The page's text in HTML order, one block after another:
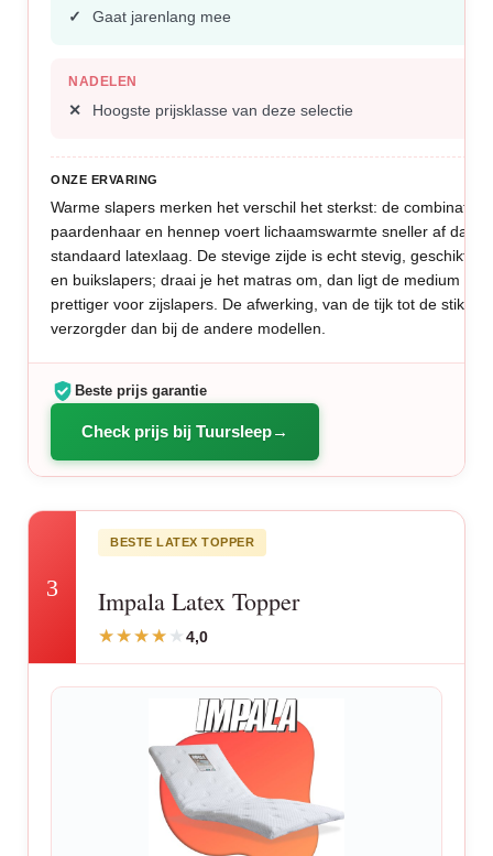
Gaat jarenlang mee
NADELEN
Hoogste prijsklasse van deze selectie
ONZE ERVARING
Warme slapers merken het verschil het sterkst: de combinatie
paardenhaar en hennep voert lichaamswarmte sneller af dan
standaard latexlaag. De stevige zijde is echt stevig, geschikt
en buikslapers; draai je het matras om, dan ligt de medium
prettiger voor zijslapers. De afwerking, van de tijk tot de
verzorgder dan bij de andere modellen.
Beste prijs garantie
Check prijs bij Tuursleep
3
BESTE LATEX TOPPER
Impala Latex Topper
4,0